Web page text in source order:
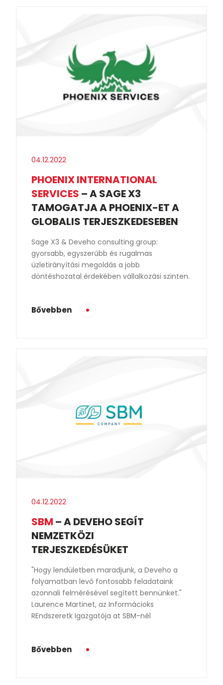
04.12.2022
PHOENIX INTERNATIONAL
SERVICES – A SAGE X3
TAMOGATJA A PHOENIX-ET A
GLOBALIS TERJESZKEDESEBEN
Sage X3 & Deveho consulting group:
gyorsabb, egyszerűbb és rugalmas
üzletirányítási megoldás a jobb
döntéshozatal érdekében vállalkozási szinten.
Bővebben
04.12.2022
SBM – A DEVEHO SEGÍT
NEMZETKÖZI
TERJESZKEDÉSÜKET
"Hogy lendületben maradjunk, a Deveho a
folyamatban levő fontosabb feladataink
azonnali felmérésével segített bennünket."
Laurence Martinet, az Informácioks
REndszeretk Igazgatója at SBM-nél
Bővebben